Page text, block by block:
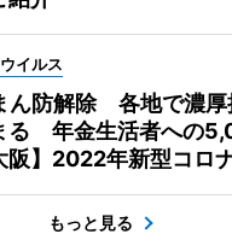
イルス
防解除 各地で濃厚
る 年金生活者への
阪】2022年新型コロ
もっと見る